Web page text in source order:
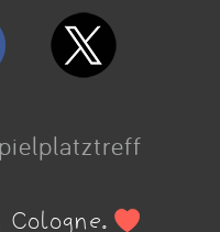
Cologne.